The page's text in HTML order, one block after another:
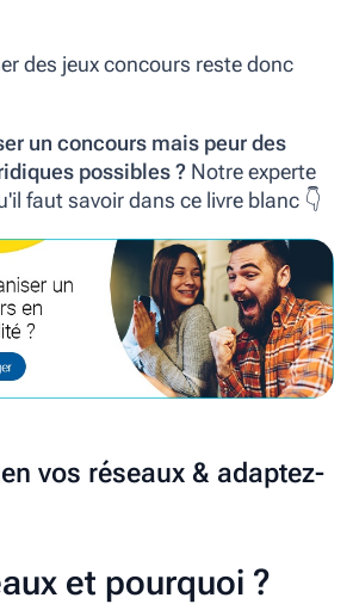
des jeux concours reste donc
un concours mais peur des
possibles ? Notre experte
faut savoir dans ce livre blanc 👇
vos réseaux & adaptez-
et pourquoi ?